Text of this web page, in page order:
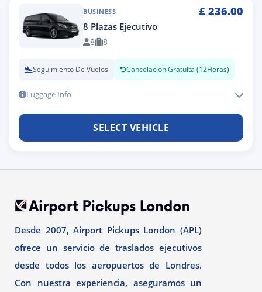
BUSINESS £ 236.00
8 Plazas Ejecutivo
8 8
Seguimiento De Vuelos Cancelación Gratuita (12Horas)
Luggage Info
SELECT VEHICLE
Desde 2007, Airport Pickups London (APL)
ofrece un servicio de traslados ejecutivos
desde todos los aeropuertos de Londres.
Con nuestra experiencia, aseguramos un